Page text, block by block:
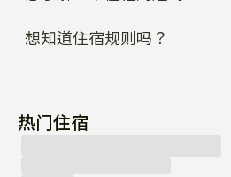
没有找到合适的住宿？点这里告